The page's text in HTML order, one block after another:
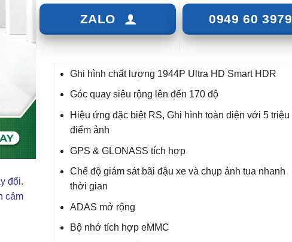
đổi.
cảm
ZALO 0949 60 3979
Ghi hình chất lượng 1944P Ultra HD Smart HDR
Góc quay siêu rộng lên đến 170 độ
Hiệu ứng đặc biệt RS, Ghi hình toàn diện với 5 triệu
điểm ảnh
GPS & GLONASS tích hợp
Chế độ giám sát bãi đậu xe và chụp ảnh tua nhanh
thời gian
ADAS mở rộng
Bộ nhớ tích hợp eMMC